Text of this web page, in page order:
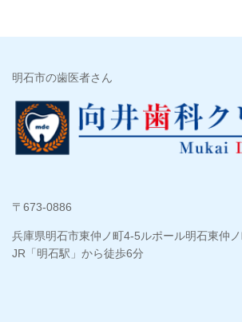
明石市の歯医者さん
〒673-0886
兵庫県明石市東仲ノ町4-5ルポール明石東仲
JR「明石駅」から徒歩6分